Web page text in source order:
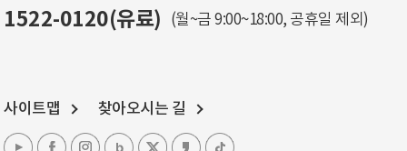
1522-0120(유료) (월~금 9:00~18:00, 공휴일 제외)
사이트맵 찾아오시는 길